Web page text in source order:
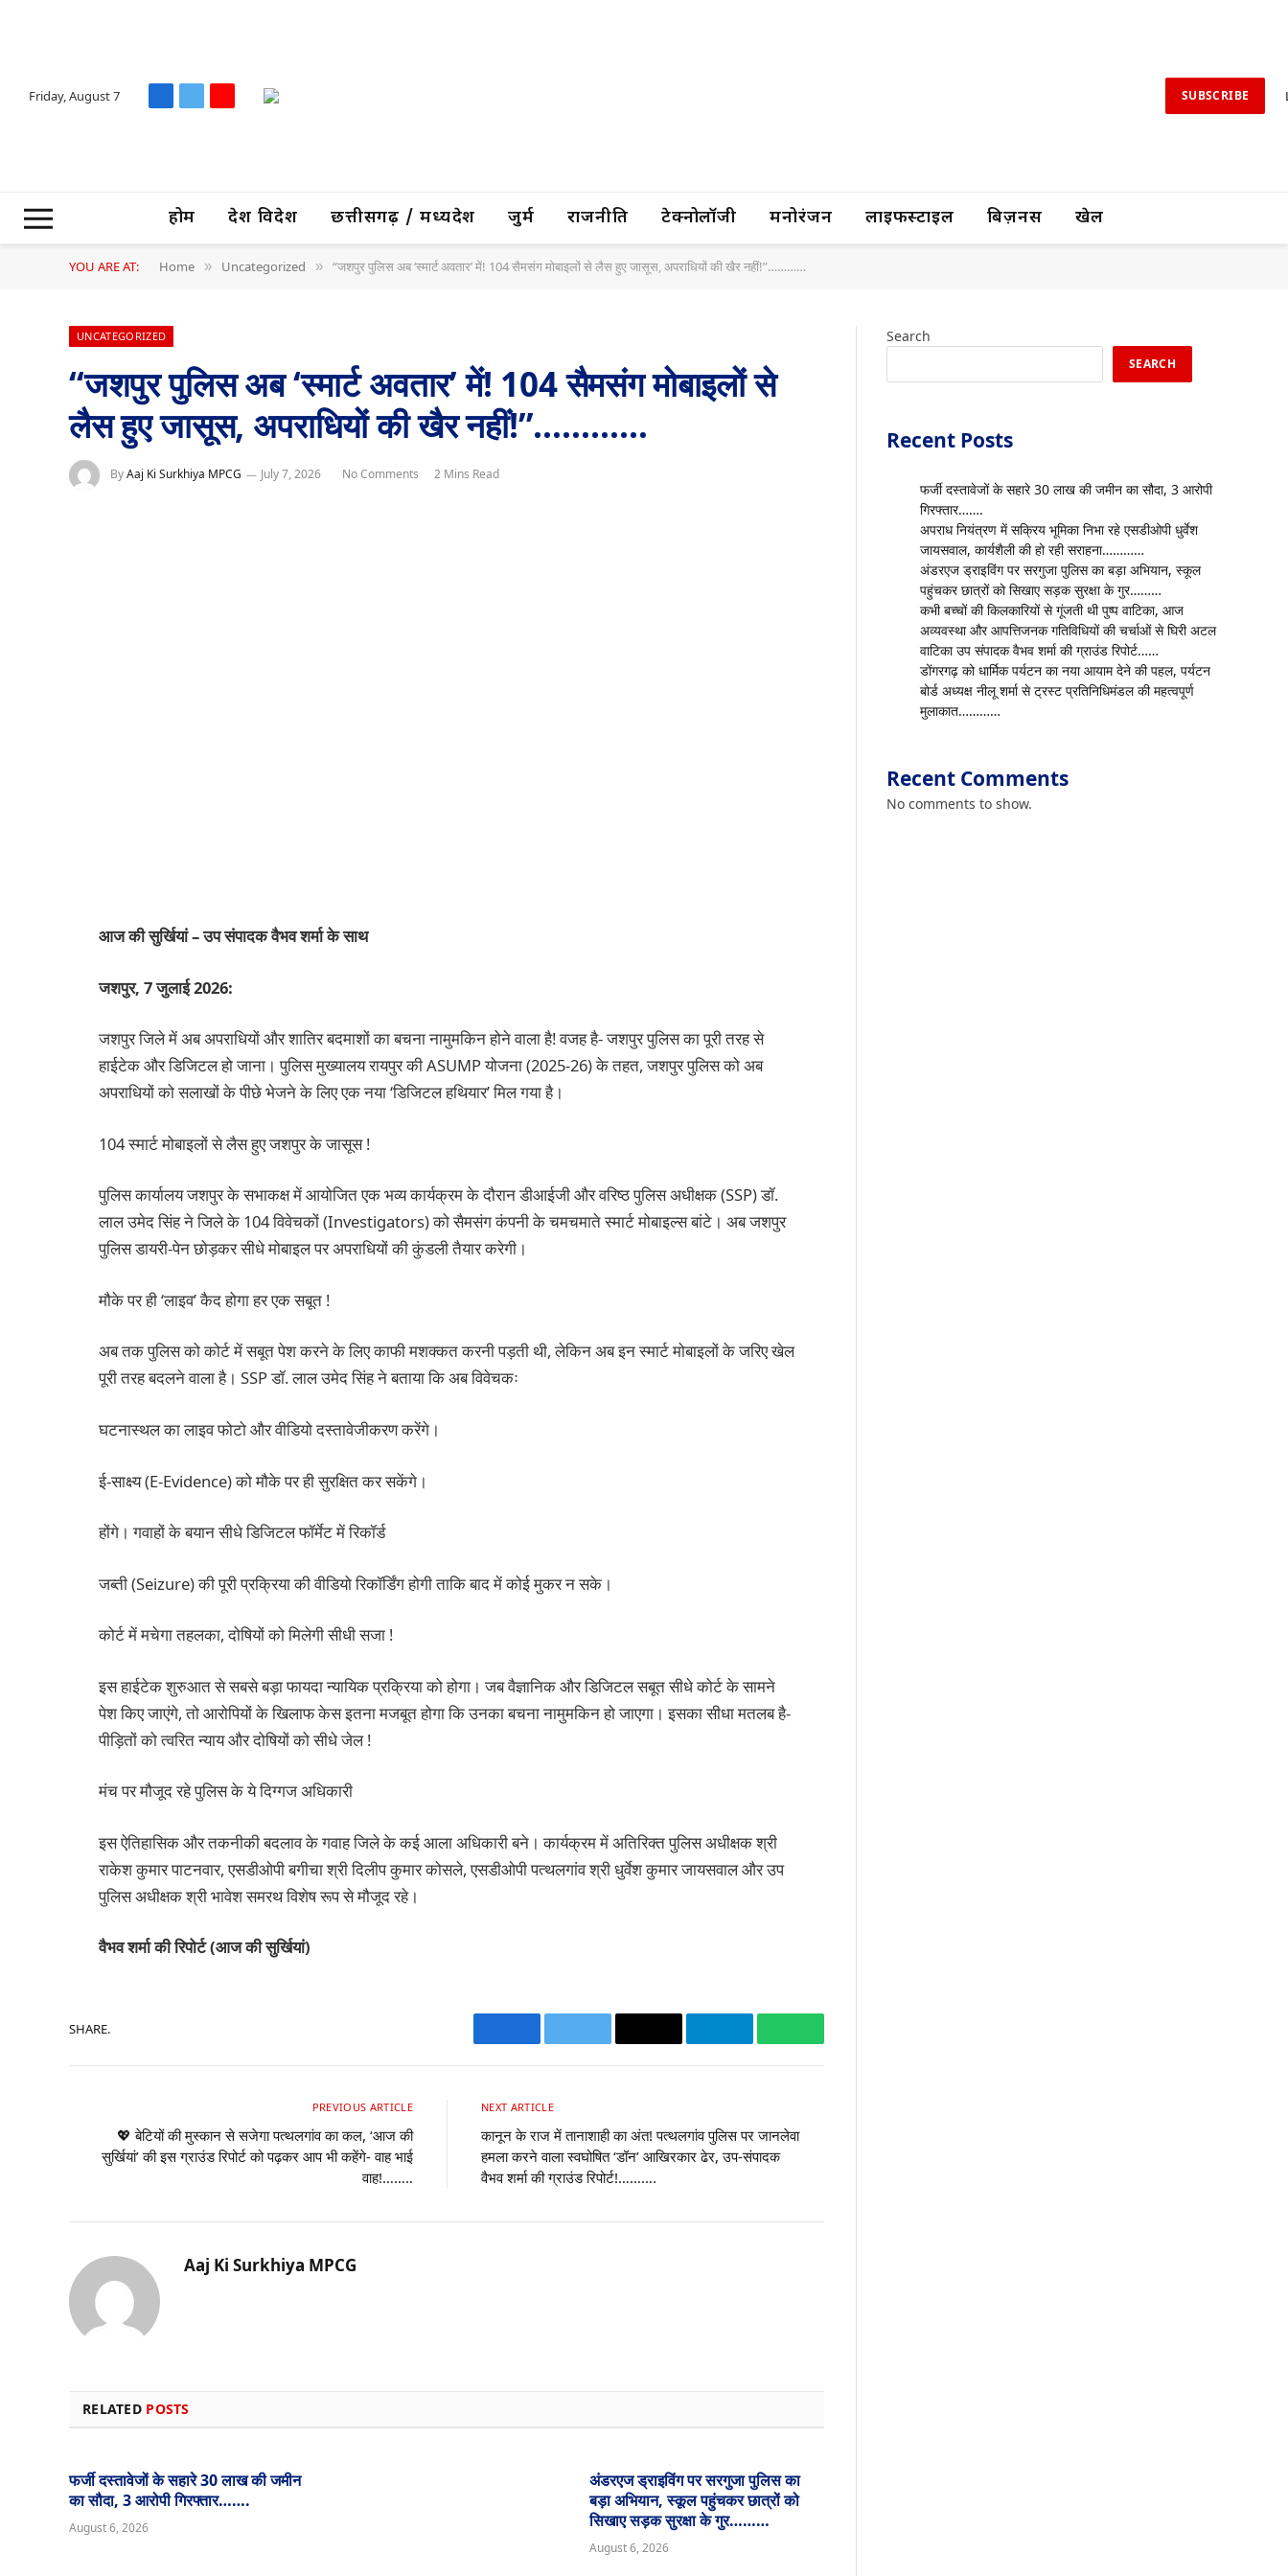
Friday, August 7 Facebook
X
YouTube SUBSCRIBE
होम देश विदेश छत्तीसगढ़ / मध्यप्रदेश जुर्म राजनीति टेक्नोलॉजी मनोरंजन लाइफस्टाइल बिज़नस खेल
YOU ARE AT: Home » Uncategorized » “जशपुर पुलिस अब ‘स्मार्ट अवतार’ में! 104 सैमसंग मोबाइलों से लैस हुए जासूस, अपराधियों की खैर नहीं!”…………
UNCATEGORIZED
“जशपुर पुलिस अब ‘स्मार्ट अवतार’ में! 104 सैमसंग मोबाइलों से
लैस हुए जासूस, अपराधियों की खैर नहीं!”…………
ByAaj Ki Surkhiya MPCG July 7, 2026 No Comments 2 Mins Read
आज की सुर्खियां – उप संपादक वैभव शर्मा के साथ
जशपुर, 7 जुलाई 2026:
जशपुर जिले में अब अपराधियों और शातिर बदमाशों का बचना नामुमकिन होने वाला है! वजह है- जशपुर पुलिस का पूरी तरह से
हाईटेक और डिजिटल हो जाना। पुलिस मुख्यालय रायपुर की ASUMP योजना (2025-26) के तहत, जशपुर पुलिस को अब
अपराधियों को सलाखों के पीछे भेजने के लिए एक नया ‘डिजिटल हथियार’ मिल गया है।
104 स्मार्ट मोबाइलों से लैस हुए जशपुर के जासूस !
पुलिस कार्यालय जशपुर के सभाकक्ष में आयोजित एक भव्य कार्यक्रम के दौरान डीआईजी और वरिष्ठ पुलिस अधीक्षक (SSP) डॉ.
लाल उमेद सिंह ने जिले के 104 विवेचकों (Investigators) को सैमसंग कंपनी के चमचमाते स्मार्ट मोबाइल्स बांटे। अब जशपुर
पुलिस डायरी-पेन छोड़कर सीधे मोबाइल पर अपराधियों की कुंडली तैयार करेगी।
मौके पर ही ‘लाइव’ कैद होगा हर एक सबूत !
अब तक पुलिस को कोर्ट में सबूत पेश करने के लिए काफी मशक्कत करनी पड़ती थी, लेकिन अब इन स्मार्ट मोबाइलों के जरिए खेल
पूरी तरह बदलने वाला है। SSP डॉ. लाल उमेद सिंह ने बताया कि अब विवेचकः
घटनास्थल का लाइव फोटो और वीडियो दस्तावेजीकरण करेंगे।
ई-साक्ष्य (E-Evidence) को मौके पर ही सुरक्षित कर सकेंगे।
होंगे। गवाहों के बयान सीधे डिजिटल फॉर्मेट में रिकॉर्ड
जब्ती (Seizure) की पूरी प्रक्रिया की वीडियो रिकॉर्डिंग होगी ताकि बाद में कोई मुकर न सके।
कोर्ट में मचेगा तहलका, दोषियों को मिलेगी सीधी सजा !
इस हाईटेक शुरुआत से सबसे बड़ा फायदा न्यायिक प्रक्रिया को होगा। जब वैज्ञानिक और डिजिटल सबूत सीधे कोर्ट के सामने
पेश किए जाएंगे, तो आरोपियों के खिलाफ केस इतना मजबूत होगा कि उनका बचना नामुमकिन हो जाएगा। इसका सीधा मतलब है-
पीड़ितों को त्वरित न्याय और दोषियों को सीधे जेल !
मंच पर मौजूद रहे पुलिस के ये दिग्गज अधिकारी
इस ऐतिहासिक और तकनीकी बदलाव के गवाह जिले के कई आला अधिकारी बने। कार्यक्रम में अतिरिक्त पुलिस अधीक्षक श्री
राकेश कुमार पाटनवार, एसडीओपी बगीचा श्री दिलीप कुमार कोसले, एसडीओपी पत्थलगांव श्री धुर्वेश कुमार जायसवाल और उप
पुलिस अधीक्षक श्री भावेश समरथ विशेष रूप से मौजूद रहे।
वैभव शर्मा की रिपोर्ट (आज की सुर्खियां)
SHARE.
FacebookTwitter Email TelegramWhatsApp
PREVIOUS ARTICLE
💖 बेटियों की मुस्कान से सजेगा पत्थलगांव का कल, ‘आज की
सुर्खियां’ की इस ग्राउंड रिपोर्ट को पढ़कर आप भी कहेंगे- वाह भाई
वाह!……..
NEXT ARTICLE
कानून के राज में तानाशाही का अंत! पत्थलगांव पुलिस पर जानलेवा
हमला करने वाला स्वघोषित ‘डॉन’ आखिरकार ढेर, उप-संपादक
वैभव शर्मा की ग्राउंड रिपोर्ट!……….
Aaj Ki Surkhiya MPCG
RELATED POSTS
फर्जी दस्तावेजों के सहारे 30 लाख की जमीन
का सौदा, 3 आरोपी गिरफ्तार…….
August 6, 2026
अंडरएज ड्राइविंग पर सरगुजा पुलिस का
बड़ा अभियान, स्कूल पहुंचकर छात्रों को
सिखाए सड़क सुरक्षा के गुर………
August 6, 2026
Search
SEARCH
Recent Posts
फर्जी दस्तावेजों के सहारे 30 लाख की जमीन का सौदा, 3 आरोपी
गिरफ्तार…….
अपराध नियंत्रण में सक्रिय भूमिका निभा रहे एसडीओपी धुर्वेश
जायसवाल, कार्यशैली की हो रही सराहना…………
अंडरएज ड्राइविंग पर सरगुजा पुलिस का बड़ा अभियान, स्कूल
पहुंचकर छात्रों को सिखाए सड़क सुरक्षा के गुर………
कभी बच्चों की किलकारियों से गूंजती थी पुष्प वाटिका, आज
अव्यवस्था और आपत्तिजनक गतिविधियों की चर्चाओं से घिरी अटल
वाटिका उप संपादक वैभव शर्मा की ग्राउंड रिपोर्ट……
डोंगरगढ़ को धार्मिक पर्यटन का नया आयाम देने की पहल, पर्यटन
बोर्ड अध्यक्ष नीलू शर्मा से ट्रस्ट प्रतिनिधिमंडल की महत्वपूर्ण
मुलाकात…………
Recent Comments
No comments to show.